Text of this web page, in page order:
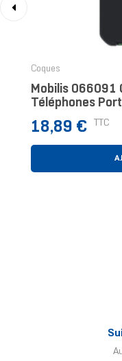
Coques
Mobilis 066091
Téléphones
Housse Noir
Prix
18,89 € TTC